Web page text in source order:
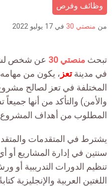
وظائف وفرص
من منصتي 30 في 17 يوليو 2022
تبحث منصتي 30 عن شخص
في مدينةتعز ، يكون من
المختلفة في تعز لصالح
والأمن) والتأكد من أنها
المطلوب من أهداف
يشترط في المتقدمات
سنتين في إدارة المشاريع أو
تنظيم الدورات التدريبية أو
اللغتين العربية والإنجليزية